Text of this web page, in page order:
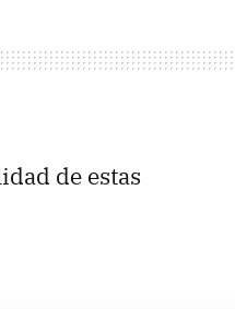
de estas